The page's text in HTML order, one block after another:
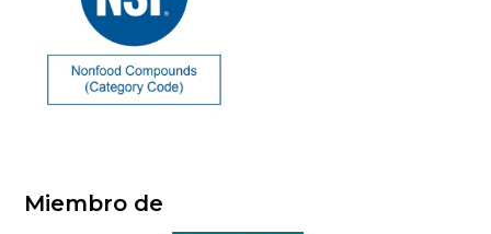
Miembro de